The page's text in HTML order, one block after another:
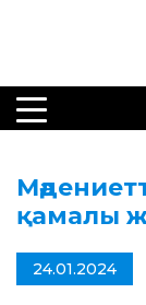
қамалы
24.01.2024